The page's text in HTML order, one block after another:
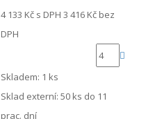
4 133 Kč s DPH 3 416 Kč bez
DPH
Skladem: 1 ks
Sklad externí: 50 ks do 11
prac. dní